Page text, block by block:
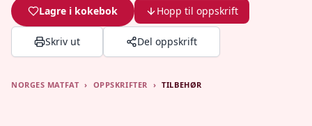
Lagre i kokebok Hopp til oppskrift
Skriv ut Del oppskrift
NORGES MATFAT › OPPSKRIFTER › TILBEHØR